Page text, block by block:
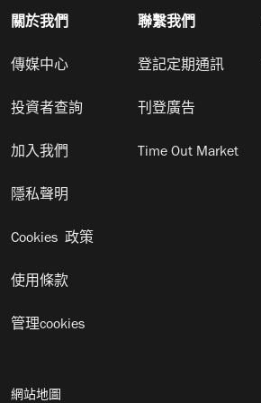
關於我們
傳媒中心
投資者查詢
加入我們
隱私聲明
Cookies 政策
使用條款
管理cookies
聯繫我們
登記定期通訊
刊登廣告
Time Out Market
網站地圖